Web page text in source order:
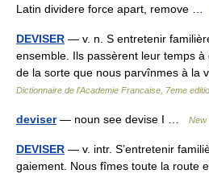
Latin dividere force apart, remove …
DEVISER — v. n. S entretenir
ensemble. Ils passèrent leur temps
de la sorte que nous parvînmes à la
Dictionnaire de l'Academie Francaise, 7eme
deviser— noun see devise I … New
DEVISER — v. intr. S’entretenir
gaiement. Nous fîmes toute la route